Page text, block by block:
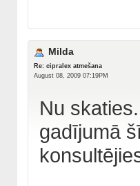
Milda
Re: cipralex atmešana
August 08, 2009 07:19PM
Nu
gadījumā